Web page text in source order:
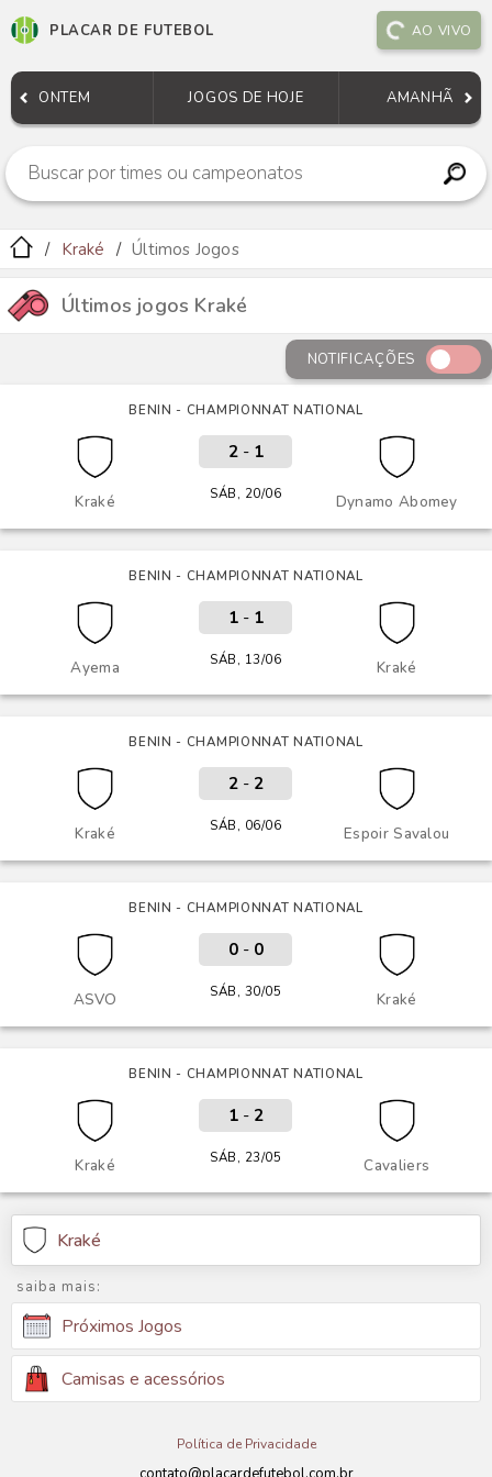
PLACAR DE FUTEBOL AO VIVO
ONTEM JOGOS DE HOJE AMANHÃ
Kraké Últimos Jogos
Últimos jogos Kraké
NOTIFICAÇÕES
BENIN - CHAMPIONNAT NATIONAL
Kraké Dynamo Abomey
2- 1
SÁB, 20/06
BENIN - CHAMPIONNAT NATIONAL
Ayema Kraké
1- 1
SÁB, 13/06
BENIN - CHAMPIONNAT NATIONAL
Kraké Espoir Savalou
2- 2
SÁB, 06/06
BENIN - CHAMPIONNAT NATIONAL
ASVO Kraké
0- 0
SÁB, 30/05
BENIN - CHAMPIONNAT NATIONAL
Kraké Cavaliers
1- 2
SÁB, 23/05
Kraké
saiba mais:
Próximos Jogos
Camisas e acessórios
Política de Privacidade